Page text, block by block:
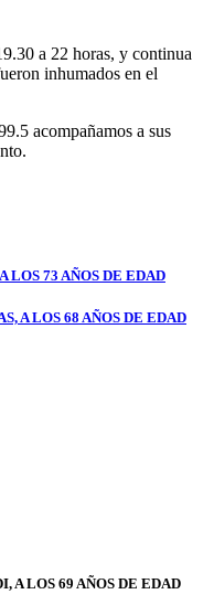
a 22 horas, y continua
inhumados en el
acompañamos a sus
73 AÑOS DE EDAD
A LOS 68 AÑOS DE EDAD
A LOS 69 AÑOS DE EDAD